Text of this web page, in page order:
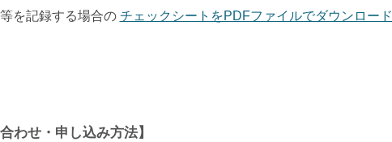
を記録する場合の チェックシートをPDFファイルでダウンロード
わせ・申し込み方法】